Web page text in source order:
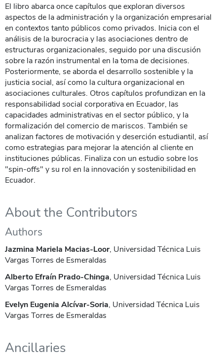
El libro abarca once capítulos que exploran diversos
aspectos de la administración y la organización empresarial
en contextos tanto públicos como privados. Inicia con el
análisis de la burocracia y las asociaciones dentro de
estructuras organizacionales, seguido por una discusión
sobre la razón instrumental en la toma de decisiones.
Posteriormente, se aborda el desarrollo sostenible y la
justicia social, así como la cultura organizacional en
asociaciones culturales. Otros capítulos profundizan en la
responsabilidad social corporativa en Ecuador, las
capacidades administrativas en el sector público, y la
formalización del comercio de mariscos. También se
analizan factores de motivación y deserción estudiantil, así
como estrategias para mejorar la atención al cliente en
instituciones públicas. Finaliza con un estudio sobre los
"spin-offs" y su rol en la innovación y sostenibilidad en
Ecuador​.
About the Contributors
Authors
Jazmina Mariela Macias-Loor, Universidad Técnica Luis
Vargas Torres de Esmeraldas
Alberto Efraín Prado-Chinga, Universidad Técnica Luis
Vargas Torres de Esmeraldas
Evelyn Eugenia Alcívar-Soria, Universidad Técnica Luis
Vargas Torres de Esmeraldas
Ancillaries